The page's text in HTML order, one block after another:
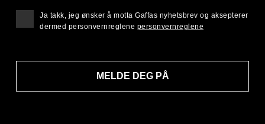
MELDE DEG PÅ
Ja takk, jeg ønsker å motta Gaffas nyhetsbrev og aksepterer
dermed personvernreglene personvernreglene